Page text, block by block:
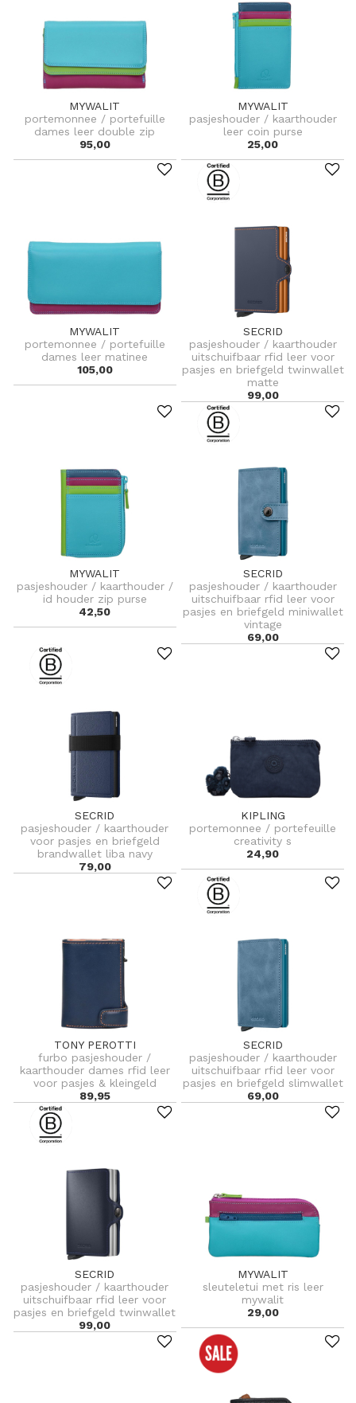
MYWALIT
portemonnee / portefuille
dames leer double zip
95,00
MYWALIT
pasjeshouder / kaarthouder
leer coin purse
25,00
MYWALIT
portemonnee / portefuille
dames leer matinee
105,00
SECRID
pasjeshouder / kaarthouder
uitschuifbaar rfid leer voor
pasjes en briefgeld twinwallet
matte
99,00
MYWALIT
pasjeshouder / kaarthouder /
id houder zip purse
42,50
SECRID
pasjeshouder / kaarthouder
uitschuifbaar rfid leer voor
pasjes en briefgeld miniwallet
vintage
69,00
SECRID
pasjeshouder / kaarthouder
voor pasjes en briefgeld
brandwallet liba navy
79,00
KIPLING
portemonnee / portefeuille
creativity s
24,90
TONY PEROTTI
furbo pasjeshouder /
kaarthouder dames rfid leer
voor pasjes & kleingeld
89,95
SECRID
pasjeshouder / kaarthouder
uitschuifbaar rfid leer voor
pasjes en briefgeld slimwallet
69,00
SECRID
pasjeshouder / kaarthouder
uitschuifbaar rfid leer voor
pasjes en briefgeld twinwallet
99,00
MYWALIT
sleuteletui met ris leer
mywalit
29,00